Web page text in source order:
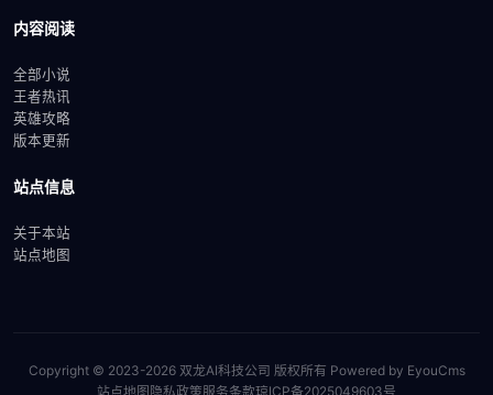
内容阅读
全部小说
王者热讯
英雄攻略
版本更新
站点信息
关于本站
站点地图
Copyright © 2023-2026 双龙AI科技公司 版权所有 Powered by EyouCms
站点地图 隐私政策 服务条款琼ICP备2025049603号